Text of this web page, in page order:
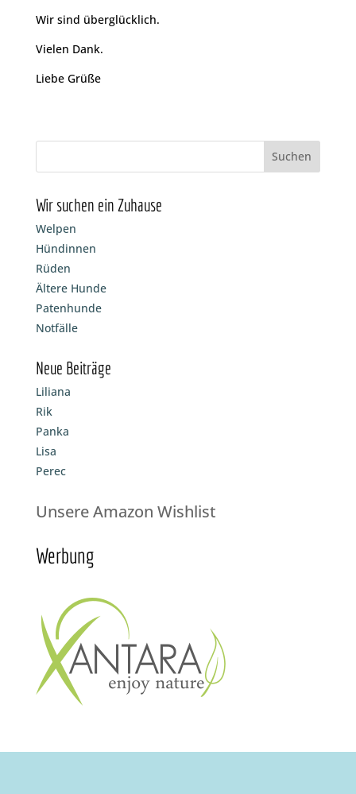
Wir sind überglücklich.
Vielen Dank.
Liebe Grüße
Wir suchen ein Zuhause
Welpen
Hündinnen
Rüden
Ältere Hunde
Patenhunde
Notfälle
Neue Beiträge
Liliana
Rik
Panka
Lisa
Perec
Unsere Amazon Wishlist
Werbung